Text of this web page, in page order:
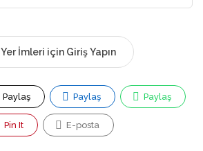
Yer İmleri için Giriş Yapın
Paylaş Paylaş Paylaş
Pin It E-posta